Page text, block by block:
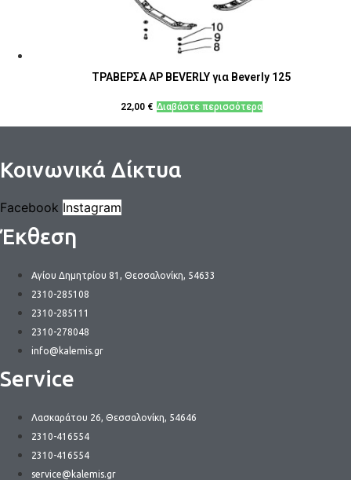
ΤΡΑΒΕΡΣΑ ΑΡ BEVERLY για Beverly 125
22,00 € Διαβάστε περισσότερα
Κοινωνικά Δίκτυα
Facebook Instagram
Έκθεση
Αγίου Δημητρίου 81, Θεσσαλονίκη, 54633
2310-285108
2310-285111
2310-278048
info@kalemis.gr
Service
Λασκαράτου 26, Θεσσαλονίκη, 54646
2310-416554
2310-416554
service@kalemis.gr